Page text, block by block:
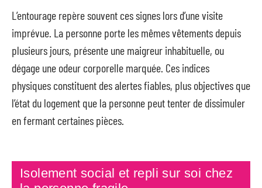
L’entourage repère souvent ces signes lors d’une visite
imprévue. La personne porte les mêmes vêtements depuis
plusieurs jours, présente une maigreur inhabituelle, ou
dégage une odeur corporelle marquée. Ces indices
physiques constituent des alertes fiables, plus objectives que
l’état du logement que la personne peut tenter de dissimuler
en fermant certaines pièces.
Isolement social et repli sur soi chez